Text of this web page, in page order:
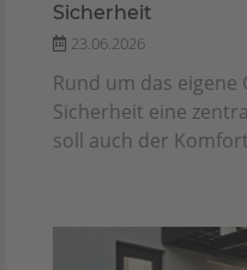
Sicherheit
23.06.2026
Rund um das
Sicherheit eine
soll auch der